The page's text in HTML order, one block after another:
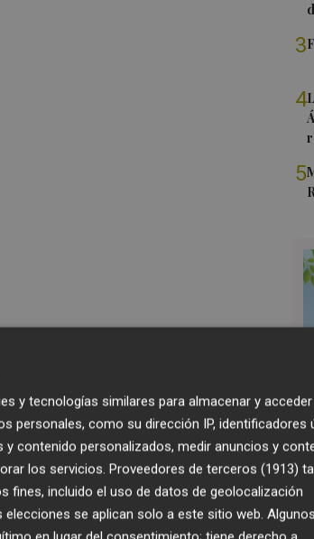
3
4
5
y tecnologías similares para almacenar y
personales, como su dirección IP, identificadores
contenido personalizados, medir anuncios y
los servicios. Proveedores de terceros (1913)
fines, incluido el uso de datos de geolocalización
se aplican solo a este sitio web. Algunos